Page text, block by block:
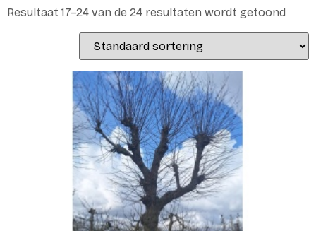
Resultaat 17–24 van de 24 resultaten wordt getoond